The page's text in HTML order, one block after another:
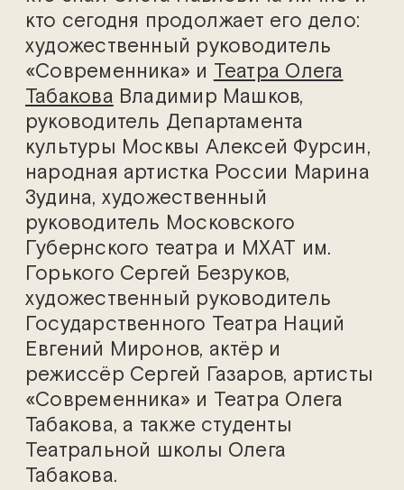
кто сегодня продолжает его дело:
художественный руководитель
«Современника» и Театра Олега
Табакова Владимир Машков,
руководитель Департамента
культуры Москвы Алексей Фурсин,
народная артистка России Марина
Зудина, художественный
руководитель Московского
Губернского театра и МХАТ им.
Горького Сергей Безруков,
художественный руководитель
Государственного Театра Наций
Евгений Миронов, актёр и
режиссёр Сергей Газаров, артисты
«Современника» и Театра Олега
Табакова, а также студенты
Театральной школы Олега
Табакова.